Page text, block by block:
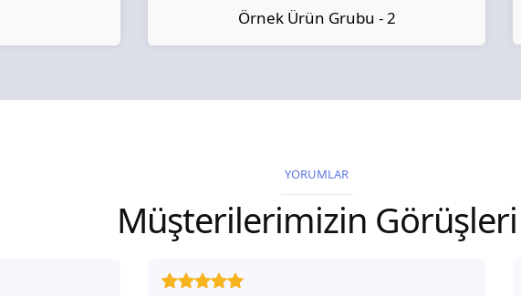
Örnek Ürün Grubu - 2
YORUMLAR
Müşterilerimizin Görüşleri